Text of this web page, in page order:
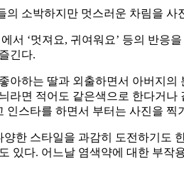
의 소박하지만 멋스러운 차림을
서 ‘멋져요, 귀여워요’ 등의 반
긴다.
아하는 딸과 외출하면서 아버지
라면 적어도 같은색으로 한다거
인스타를 하면서 부터는 사진을
한 스타일을 과감히 도전하기도
있다. 어느날 염색약에 대한 부